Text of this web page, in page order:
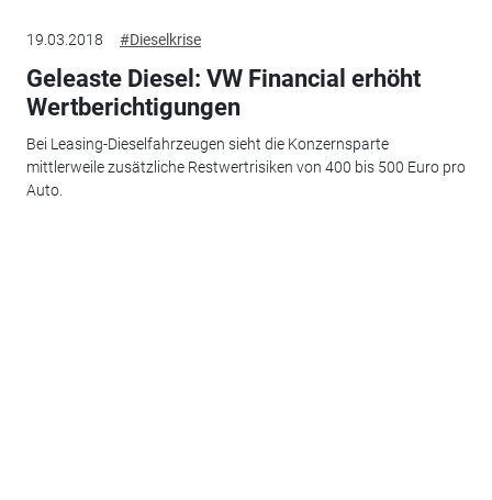
19.03.2018 #Dieselkrise
Geleaste Diesel: VW Financial erhöht
Wertberichtigungen
Bei Leasing-Dieselfahrzeugen sieht die Konzernsparte
mittlerweile zusätzliche Restwertrisiken von 400 bis 500 Euro pro
Auto.